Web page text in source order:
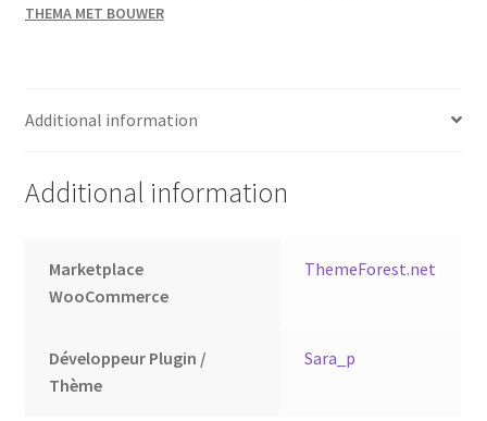
THEMA MET BOUWER
Additional information
Additional information
Marketplace
WooCommerce
ThemeForest.net
Développeur Plugin /
Thème
Sara_p